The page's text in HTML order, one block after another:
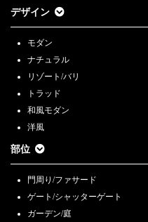
デザイン
モダン
ナチュラル
リゾート/バリ
トラッド
和風モダン
洋風
部位
門周り/ファサード
ゲート/シャッターゲート
ガーデン/庭